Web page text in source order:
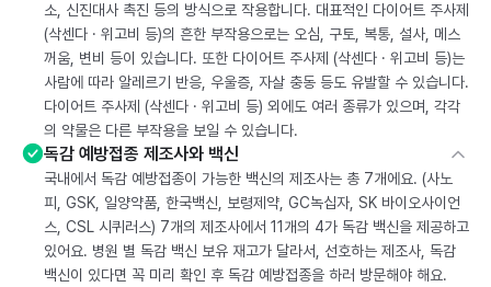
소, 신진대사 촉진 등의 방식으로 작용합니다. 대표적인 다이어트 주사제
(삭센다 · 위고비 등)의 흔한 부작용으로는 오심, 구토, 복통, 설사, 메스
꺼움, 변비 등이 있습니다. 또한 다이어트 주사제 (삭센다 · 위고비 등)는
사람에 따라 알레르기 반응, 우울증, 자살 충동 등도 유발할 수 있습니다.
다이어트 주사제 (삭센다 · 위고비 등) 외에도 여러 종류가 있으며, 각각
의 약물은 다른 부작용을 보일 수 있습니다.
독감 예방접종 제조사와 백신
국내에서 독감 예방접종이 가능한 백신의 제조사는 총 7개에요. (사노
피, GSK, 일양약품, 한국백신, 보령제약, GC녹십자, SK 바이오사이언
스, CSL 시퀴러스) 7개의 제조사에서 11개의 4가 독감 백신을 제공하고
있어요. 병원 별 독감 백신 보유 재고가 달라서, 선호하는 제조사, 독감
백신이 있다면 꼭 미리 확인 후 독감 예방접종을 하러 방문해야 해요.